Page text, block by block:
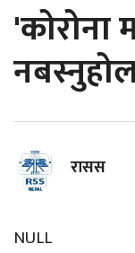
'कोरोना
रासस
NULL